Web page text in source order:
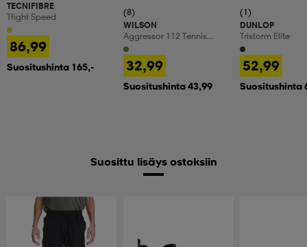
TECNIFIBRE
Tfight Speed
86,99
Suositushinta 165,-
(8)
WILSON
Aggressor 112 Tennis
Racket
32,99
Suositushinta 43,99
(1)
DUNLOP
Tristorm Elite
52,99
Suositushinta
Suosittu lisäys ostoksiin